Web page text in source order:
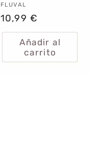
Proveedor:
FLUVAL
Precio
habitual
10,99 €
Añadir al
carrito